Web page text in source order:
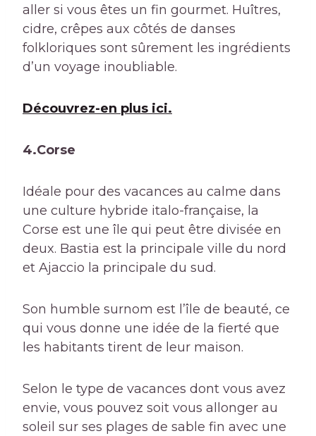
aller si vous êtes un fin gourmet. Huîtres,
cidre, crêpes aux côtés de danses
folkloriques sont sûrement les ingrédients
d’un voyage inoubliable.
Découvrez-en plus ici.
4.Corse
Idéale pour des vacances au calme dans
une culture hybride italo-française, la
Corse est une île qui peut être divisée en
deux. Bastia est la principale ville du nord
et Ajaccio la principale du sud.
Son humble surnom est l’île de beauté, ce
qui vous donne une idée de la fierté que
les habitants tirent de leur maison.
Selon le type de vacances dont vous avez
envie, vous pouvez soit vous allonger au
soleil sur ses plages de sable fin avec une